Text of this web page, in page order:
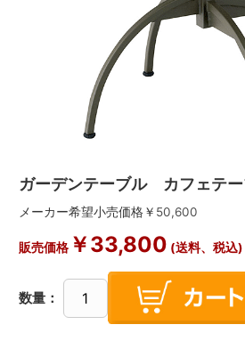
ガーデンテーブル カフェテ
メーカー希望小売価格￥ 50,600
販売価格￥33,800 (送料、税込)
数量：